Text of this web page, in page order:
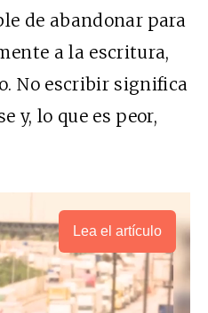
de abandonar para
a la escritura,
No escribir significa
y, lo que es peor,
Lea el artículo